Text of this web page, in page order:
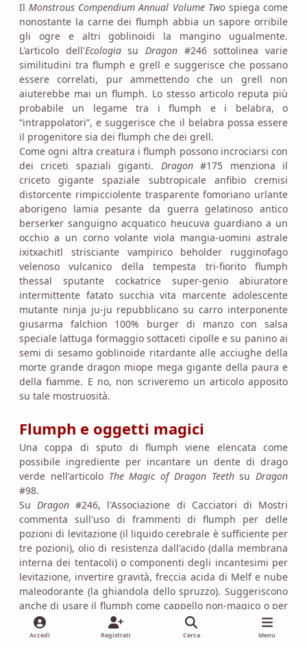
IlMonstrous Compendium Annual Volume Twospiega come
nonostante la carne dei flumph abbia un sapore orribile
gli ogre e altri goblinoidi la mangino ugualmente.
L'articolo dell'EcologiasuDragon #246 sottolinea varie
similitudini tra flumph e grell e suggerisce che possano
essere correlati, pur ammettendo che un grell non
aiuterebbe mai un flumph. Lo stesso articolo reputa più
probabile un legame tra i flumph e i belabra, o
“intrappolatori”, e suggerisce che il belabra possa essere
il progenitore sia dei flumph che dei grell.
Come ogni altra creatura i flumph possono incrociarsi con
dei criceti spaziali giganti. Dragon#175 menziona il
criceto gigante spaziale subtropicale anfibio cremisi
distorcente rimpicciolente trasparente fomoriano urlante
aborigeno lamia pesante da guerra gelatinoso antico
berserker sanguigno acquatico heucuva guardiano a un
occhio a un corno volante viola mangia-uomini astrale
ixitxachitl strisciante vampirico beholder rugginofago
velenoso vulcanico della tempesta tri-fiorito flumph
thessal sputante cockatrice super-genio abiuratore
intermittente fatato succhia vita marcente adolescente
mutante ninja ju-ju repubblicano su carro interponente
giusarma falchion 100% burger di manzo con salsa
speciale lattuga formaggio sottaceti cipolle e su panino ai
semi di sesamo goblinoide ritardante alle acciughe della
morte grande dragon miope mega gigante della paura e
della fiamme. E no, non scriveremo un articolo apposito
su tale mostruosità.
Flumph e oggetti magici
Una coppa di sputo di flumph viene elencata come
possibile ingrediente per incantare un dente di drago
verde nell'articolo The Magic of Dragon Teethsu Dragon
#98.
SuDragon #246, l'Associazione di Cacciatori di Mostri
commenta sull'uso di frammenti di flumph per delle
pozioni di levitazione (il liquido cerebrale è sufficiente per
tre pozioni), olio di resistenza dall'acido (dalla membrana
interna dei tentacoli) o componenti degli incantesimi per
levitazione, invertire gravità, freccia acida di Melf e nube
maleodorante (la ghiandola dello spruzzo). Suggeriscono
anche di usare il flumph come cappello non-magico o per
costruire una sedia con trappola ad aculei. La parte
superiore più dura del flumph è descritta come simile ad
Accedi Registrati Cerca Menu